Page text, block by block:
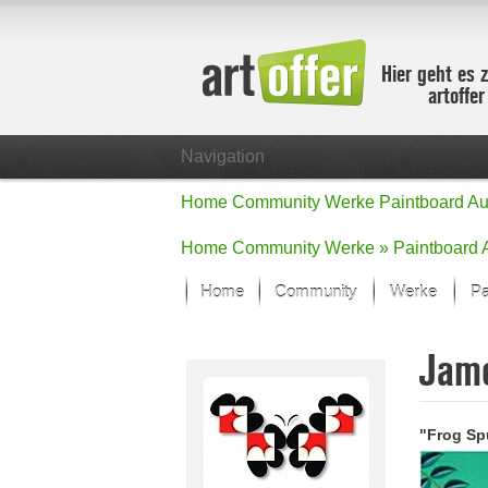
Hier geht es
Navigation
Home Community Werke Paintboard
Home Community Werke » Paintboard
Home Community Werke
Der letzte
Alle Fokus-
Fokus-
Neue Werke
"Frog